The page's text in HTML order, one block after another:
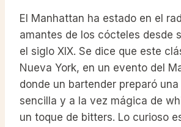
El Manhattan ha estado en el
amantes de los cócteles desde
el siglo XIX. Se dice que este
Nueva York, en un evento del
donde un bartender preparó
sencilla y a la vez mágica de
un toque de bitters. Lo curioso